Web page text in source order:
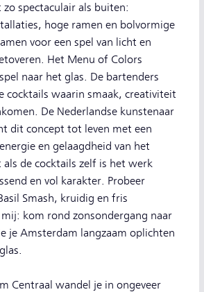
zo spectaculair als buiten:
hoge ramen en bolvormige
voor een spel van licht en
Het Menu of Colors
naar het glas. De bartenders
cocktails waarin smaak, creativiteit
De Nederlandse kunstenaar
dit concept tot leven met een
en gelaagdheid van het
de cocktails zelf is het werk
en vol karakter. Probeer
Smash, kruidig en fris
kom rond zonsondergang naar
je Amsterdam langzaam oplichten
Centraal wandel je in ongeveer